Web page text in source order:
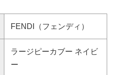
FENDI（フェンディ）
ラージピーカブー ネイビ
ー